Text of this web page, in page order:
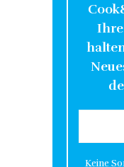
Keine